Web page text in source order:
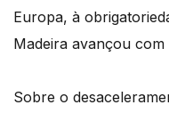
Europa, à
Madeira avançou
Sobre o